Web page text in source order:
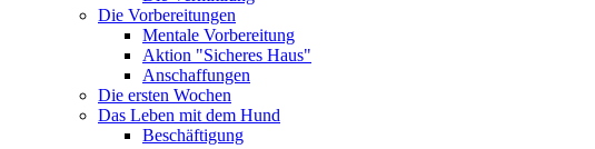
Die Vorbereitungen
Mentale Vorbereitung
Aktion "Sicheres Haus"
Anschaffungen
Die ersten Wochen
Das Leben mit dem Hund
Beschäftigung